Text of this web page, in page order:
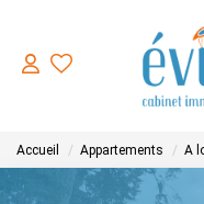
Accueil Appartements A